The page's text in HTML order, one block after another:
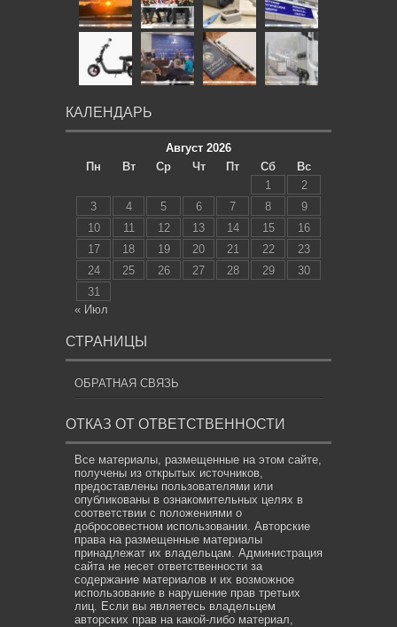
КАЛЕНДАРЬ
Август 2026
Пн
Вт Ср Чт Пт Сб
Вс
1
2
11
19 20 21
24
25 26 27 28 29
30
« Июл
СТРАНИЦЫ
ОБРАТНАЯ СВЯЗЬ
Все материалы, размещенные на этом сайте,
предоставлены пользователями или
опубликованы в ознакомительных целях в
добросовестном использовании. Авторские
сайта не несет ответственности за
содержание материалов и их возможное
использование в нарушение прав третьих
лиц. Если вы являетесь владельцем
авторских прав на какой-либо материал,
опубликованный на сайте, и считаете, что его
размещение нарушает ваши права,
свяжитесь с нами по адресу электронной
почтыinfo@news.com.by. Мы предпримем
все необходимые меры для его удаления
или корректировки в кратчайшие сроки.